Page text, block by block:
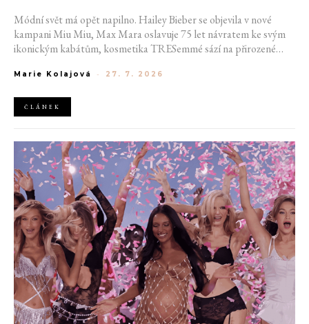
Módní svět má opět napilno. Hailey Bieber se objevila v nové
kampani Miu Miu, Max Mara oslavuje 75 let návratem ke svým
ikonickým kabátům, kosmetika TRESemmé sází na přirozené
Franciscu připravují první velkou americkou retrospektivu
Marie Kolajová - 27. 7. 2026
ČLÁNEK